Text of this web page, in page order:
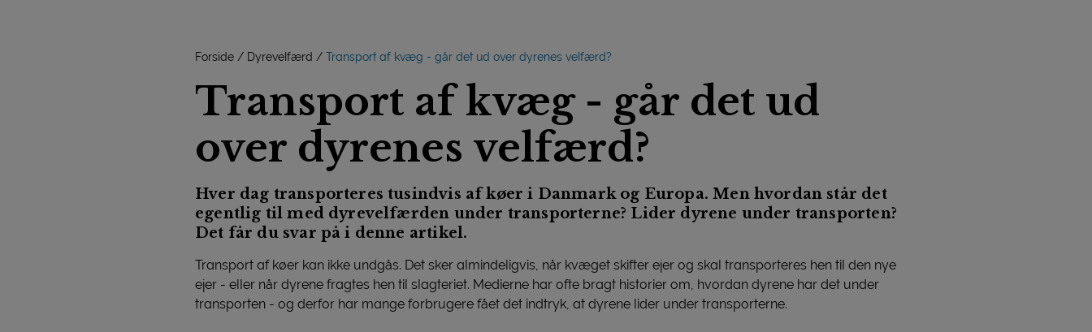
Forside Dyrevelfærd Transport af kvæg - går det ud over dyrenes velfærd?
Transport af kvæg - går det ud
over dyrenes velfærd?
Hver dag transporteres tusindvis af køer i Danmark og Europa. Men hvordan står det
egentlig til med dyrevelfærden under transporterne? Lider dyrene under transporten?
Det får du svar på i denne artikel.
Transport af køer kan ikke undgås. Det sker almindeligvis, når kvæget skifter ejer og skal transporteres hen til den nye
ejer - eller når dyrene fragtes hen til slagteriet. Medierne har ofte bragt historier om, hvordan dyrene har det under
transporten - og derfor har mange forbrugere fået det indtryk, at dyrene lider under transporterne.